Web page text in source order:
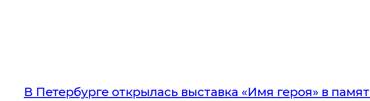
В Петербурге открылась выставка «Имя героя» в